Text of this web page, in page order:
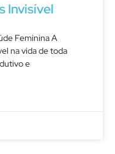
Invisível
Feminina A
na vida de toda
e